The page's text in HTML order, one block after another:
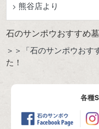
熊谷店より
石のサンポウおすすめ
＞＞「石のサンポウおす
た！
各種